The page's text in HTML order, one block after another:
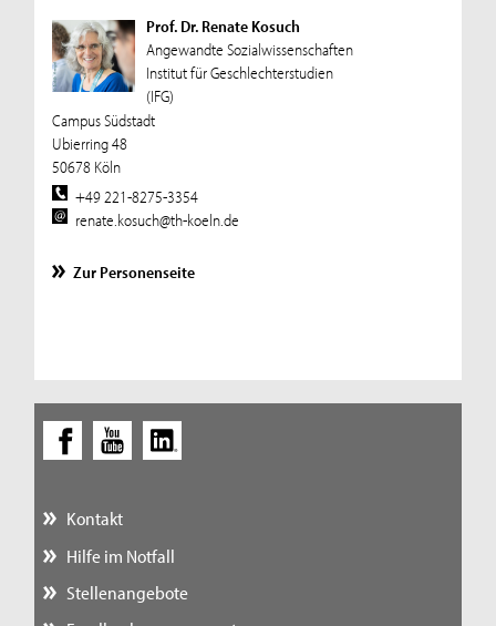
Prof. Dr. Renate Kosuch
Angewandte Sozialwissenschaften
Institut für Geschlechterstudien
(IFG)
Campus Südstadt
Ubierring 48
50678 Köln
+49 221-8275-3354
renate.kosuch@th-koeln.de
Zur Personenseite
Kontakt
Hilfe im Notfall
Stellenangebote